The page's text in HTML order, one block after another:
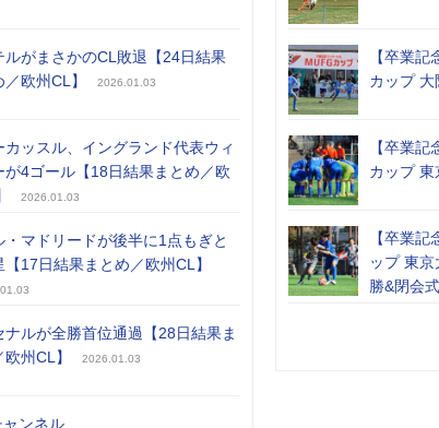
ルがまさかのCL敗退【24日結果
／欧州CL】
2026.01.03
カッスル、イングランド代表ウィ
が4ゴール【18日結果まとめ／欧
2026.01.03
・マドリードが後半に1点もぎと
【17日結果まとめ／欧州CL】
ナルが全勝首位通過【28日結果ま
州CL】
2026.01.03
【卒業
カップ
【卒業
カップ
【卒業
ップ 東
勝&閉会式